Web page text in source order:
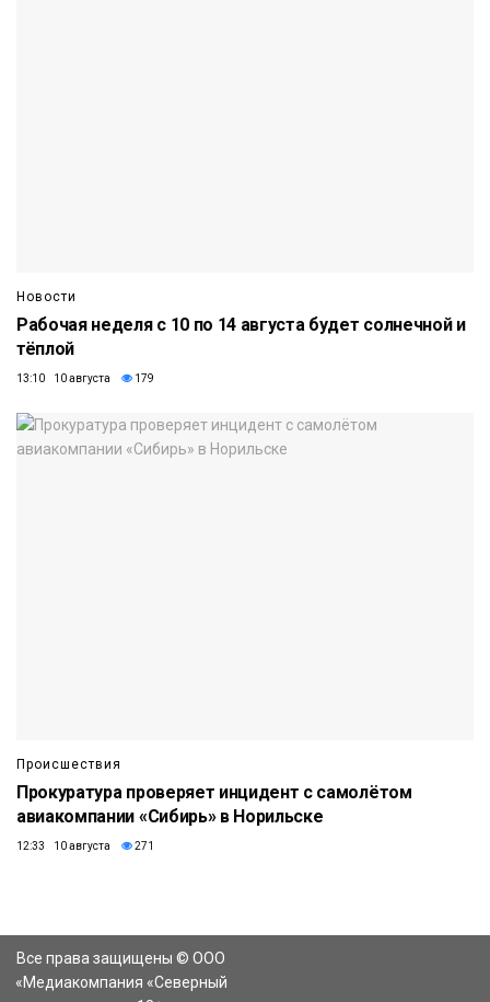
Новости
Рабочая неделя с 10 по 14 августа будет солнечной и
тёплой
13:10 10 августа 179
Происшествия
Прокуратура проверяет инцидент с самолётом
авиакомпании «Сибирь» в Норильске
12:33 10 августа 271
Все права защищены © ООО
«Медиакомпания «Северный